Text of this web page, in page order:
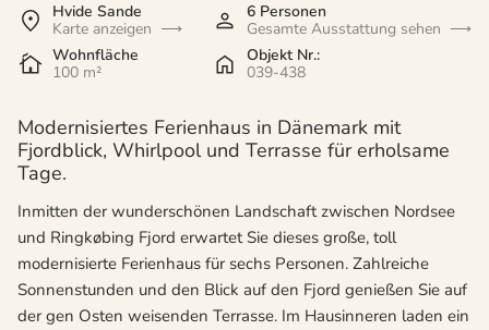
Hvide Sande
Karte anzeigen
6 Personen
Gesamte Ausstattung sehen
Wohnfläche
100 m²
Objekt Nr.:
039-438
Modernisiertes Ferienhaus in Dänemark mit
Fjordblick, Whirlpool und Terrasse für erholsame
Tage.
Inmitten der wunderschönen Landschaft zwischen Nordsee
und Ringkøbing Fjord erwartet Sie dieses große, toll
modernisierte Ferienhaus für sechs Personen. Zahlreiche
Sonnenstunden und den Blick auf den Fjord genießen Sie auf
der gen Osten weisenden Terrasse. Im Hausinneren laden ein